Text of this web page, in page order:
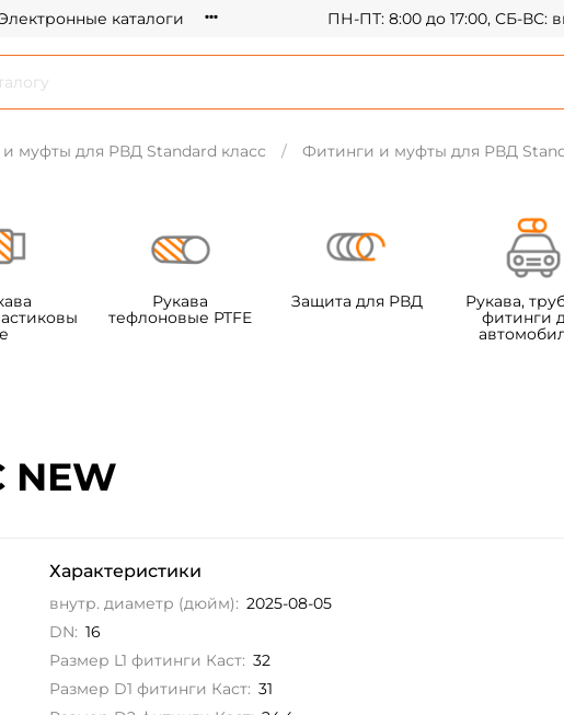
каталоги ПН-ПТ: 8:00 до 17:00, СБ-ВС:
муфты для РВД Standard класс Фитинги и муфты для РВД
е
Рукава
тефлоновые PTFE
Защита для РВД
Рукава,
фитинги
NEW
Характеристики
внутр. диаметр (дюйм): 2025-08-05
DN: 16
Размер L1 фитинги Каст: 32
Размер D1 фитинги Каст: 31